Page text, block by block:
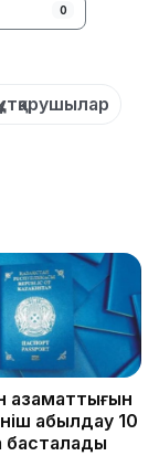
0
азаматтығын
қабылдау 10
басталады